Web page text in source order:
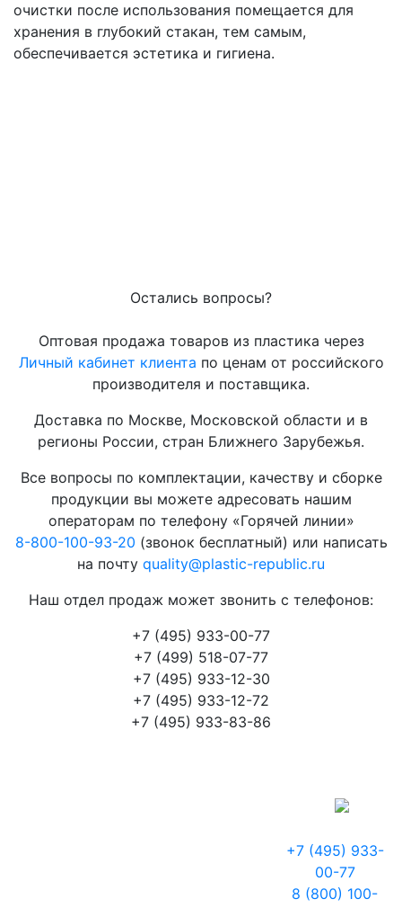
очистки после использования помещается для
хранения в глубокий стакан, тем самым,
обеспечивается эстетика и гигиена.
Остались вопросы?
Оптовая продажа товаров из пластика через
Личный кабинет клиента по ценам от российского
производителя и поставщика.
Доставка по Москве, Московской области и в
регионы России, стран Ближнего Зарубежья.
Все вопросы по комплектации, качеству и сборке
продукции вы можете адресовать нашим
операторам по телефону «Горячей линии»
8-800-100-93-20 (звонок бесплатный) или написать
на почту quality@plastic-republic.ru
Наш отдел продаж может звонить с телефонов:
+7 (495) 933-00-77
+7 (499) 518-07-77
+7 (495) 933-12-30
+7 (495) 933-12-72
+7 (495) 933-83-86
+7 (495) 933-
00-77
8 (800) 100-